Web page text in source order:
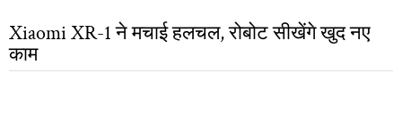
Xiaomi XR-1 ने मचाई हलचल, रोबोट सीखेंगे खुद नए
काम